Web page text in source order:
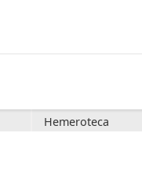
Hemeroteca